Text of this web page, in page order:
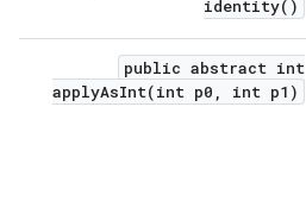
identity()
public abstract int
applyAsInt(int p0, int p1)